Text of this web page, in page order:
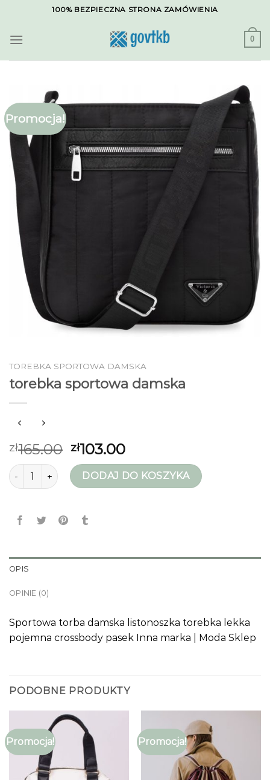
content
100% BEZPIECZNA STRONA ZAMÓWIENIA
0
Promocja!
TOREBKA SPORTOWA DAMSKA
torebka sportowa damska
zł165.00 zł103.00
ilość torebka sportowa damska
DODAJ DO KOSZYKA
OPIS
OPINIE (0)
Sportowa torba damska listonoszka torebka lekka
pojemna crossbody pasek Inna marka | Moda Sklep
PODOBNE PRODUKTY
Promocja! Promocja!